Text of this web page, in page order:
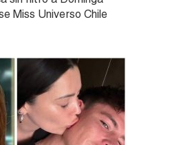
Miss Universo Chile